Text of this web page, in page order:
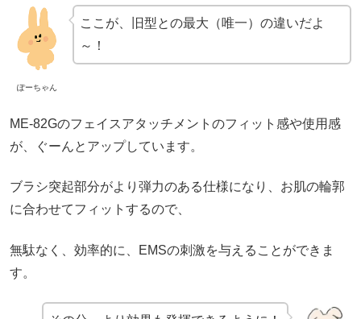
ぽーちゃん
ここが、旧型との最大（唯一）の違いだよ
～！
ME-82Gのフェイスアタッチメントのフィット感や使用感
が、ぐーんとアップしています。
ブラシ突起部分がより弾力のある仕様になり、お肌の輪郭
に合わせてフィットするので、
無駄なく、効率的に、EMSの刺激を与えることができま
す。